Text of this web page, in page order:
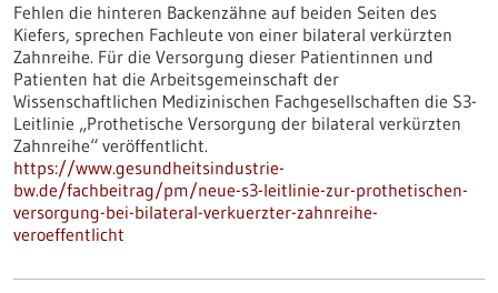
Fehlen die hinteren Backenzähne auf beiden Seiten des
Kiefers, sprechen Fachleute von einer bilateral verkürzten
Zahnreihe. Für die Versorgung dieser Patientinnen und
Patienten hat die Arbeitsgemeinschaft der
Wissenschaftlichen Medizinischen Fachgesellschaften die S3-​
Leitlinie „Prothetische Versorgung der bilateral verkürzten
Zahnreihe“ veröffentlicht.
https://www.gesundheitsindustrie-
bw.de/fachbeitrag/pm/neue-s3-leitlinie-zur-prothetischen-
versorgung-bei-bilateral-verkuerzter-zahnreihe-
veroeffentlicht